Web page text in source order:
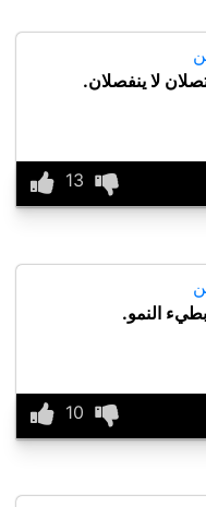
لا ينفصلان.
النمو.